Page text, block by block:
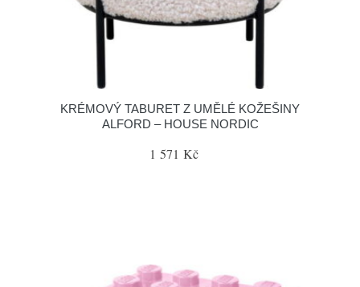
KRÉMOVÝ TABURET Z UMĚLÉ KOŽEŠINY
ALFORD – HOUSE NORDIC
1 571 Kč